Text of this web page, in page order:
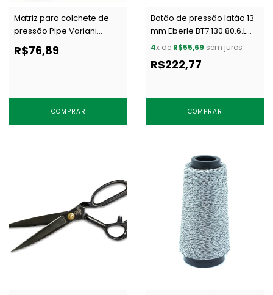
Matriz para colchete de
pressão Pipe Variani
7135/15 c/ 1 un
R$76,89
COMPRAR
Botão de pressão latão 13
mm Eberle BT7.130.80.6.L
OXIT c/ 200 un
4x de R$55,69 sem juros
R$222,77
COMPRAR